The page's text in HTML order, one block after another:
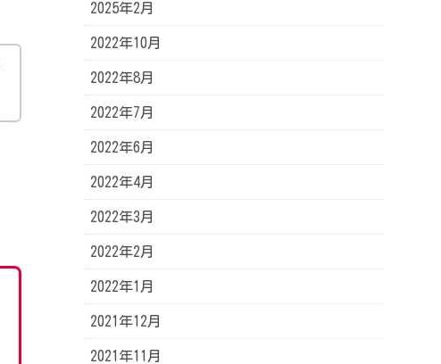
2025年2月
2022年10月
2022年8月
2022年7月
2022年6月
2022年4月
2022年3月
2022年2月
2022年1月
2021年12月
2021年11月